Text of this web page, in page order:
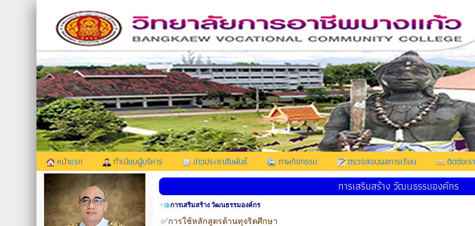
หน้าแรก ทำเนียบผู้บริหาร ข่าวประชาสัมพันธ์ ภาพกิจกรรม ตรวจสอบผลการเรียน ติดต่อเรา
การเสริมสร้าง วัฒนธรรมองค์กร
การเสริมสร้าง วัฒนธรรมองค์กร
✅การใช้หลักสูตรต้านทุจริตศึกษา